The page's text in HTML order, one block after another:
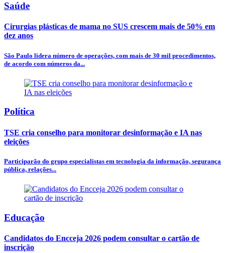
Saúde
Cirurgias plásticas de mama no SUS crescem mais de 50% em
dez anos
São Paulo lidera número de operações, com mais de 30 mil procedimentos,
de acordo com números da...
Política
TSE cria conselho para monitorar desinformação e IA nas
eleições
Participarão do grupo especialistas em tecnologia da informação, segurança
pública, relações...
Educação
Candidatos do Encceja 2026 podem consultar o cartão de
inscrição